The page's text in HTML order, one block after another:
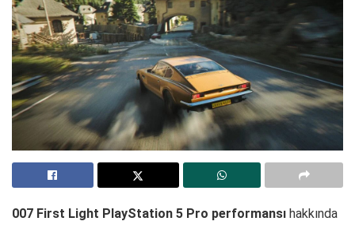
007 First Light PlayStation 5 Pro performansı hakkında